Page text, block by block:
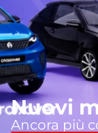
Nuovi
Ancora più